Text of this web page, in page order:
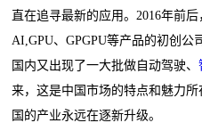
直在追寻最新的应用。2016年前后
AI,GPU、GPGPU等产品的初创公
国内又出现了一大批做自动驾驶、
来，这是中国市场的特点和魅力
国的产业永远在逐新升级。